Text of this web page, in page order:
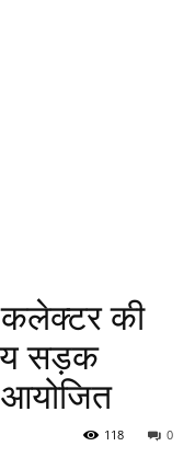
कलेक्टर की
सड़क
आयोजित
0
118